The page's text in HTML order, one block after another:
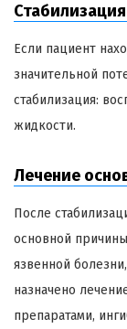
Если пациент
значительной
стабилизация:
жидкости.
Лечение
После
основной
язвенной
назначено
препаратами,